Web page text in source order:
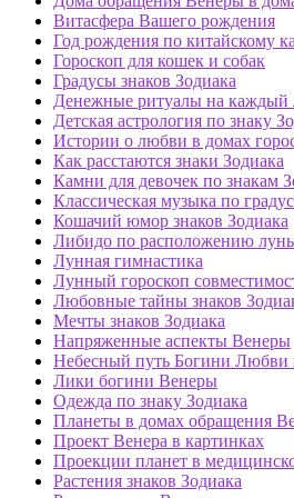
Витасфера Вашего рождения
Год рождения по китайскому
Гороскоп для кошек и собак
Градусы знаков Зодиака
Денежные ритуалы на каждый
Детская астрология по знаку
Истории о любви в домах
Как расстаются знаки Зодиака
Камни для девочек по знакам
Классическая музыка по
Кошачий юмор знаков Зодиака
Либидо по расположению
Лунная гимнастика
Лунный гороскоп
Любовные тайны знаков
Мечты знаков Зодиака
Напряженные аспекты Венеры
Небесный путь Богини Любви
Лики богини Венеры
Одежда по знаку Зодиака
Планеты в домах обращения
Проект Венера в картинках
Проекции планет в
Растения знаков Зодиака